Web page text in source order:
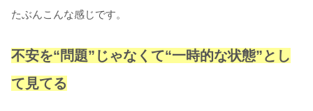
たぶんこんな感じです。
不安を“問題”じゃなくて“一時的な状態”とし
て見てる